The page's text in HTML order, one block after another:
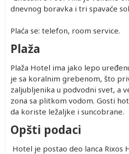
dnevnog boravka i tri spavaće
Plaća se: telefon, room service.
Plaža
Plaža Hotel ima jako lepo
je sa koralnim grebenom, što
zaljubljenika u podvodni svet, a
zona sa plitkom vodom. Gosti
da koriste ležaljke i suncobrane.
Opšti podaci
Hotel je postao deo lanca Rixos